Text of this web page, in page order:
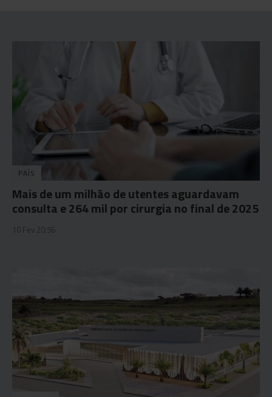
PAÍS
Mais de um milhão de utentes aguardavam
consulta e 264 mil por cirurgia no final de 2025
10 Fev 20:56